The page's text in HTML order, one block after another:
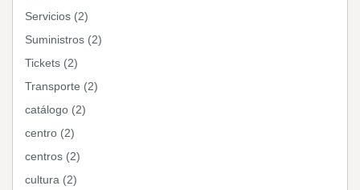
Servicios (2)
Suministros (2)
Tickets (2)
Transporte (2)
catálogo (2)
centro (2)
centros (2)
cultura (2)